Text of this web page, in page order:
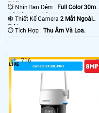
POE.
💥 Nhìn Ban Đêm : Full Color 30m
Có Màu Ban Ðêm.
🕸️ Thiết Kế Camera 2 Mắt Ngoài
Trời.
️💮 Tích Hợp : Thu Âm Và Loa.
716